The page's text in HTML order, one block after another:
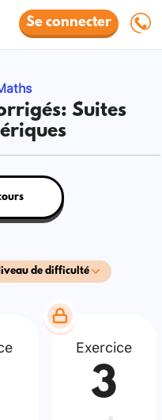
Se connecter
Suites
de difficulté
Exercice
3